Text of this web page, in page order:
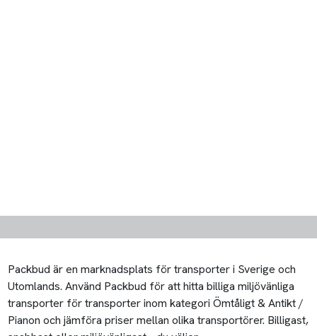
Packbud är en marknadsplats för transporter i Sverige och
Utomlands. Använd Packbud för att hitta billiga miljövänliga
transporter för transporter inom kategori Ömtåligt & Antikt /
Pianon och jämföra priser mellan olika transportörer. Billigast,